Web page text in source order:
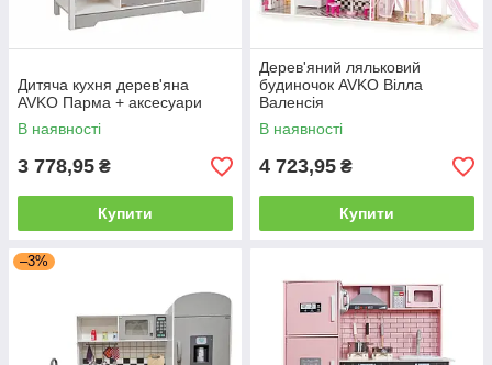
Дитяча кухня дерев'яна
AVKO Парма + аксесуари
В наявності
3 778,95 ₴
Купити
Дерев'яний ляльковий
будиночок AVKO Вілла
Валенсія
В наявності
4 723,95 ₴
Купити
–3%